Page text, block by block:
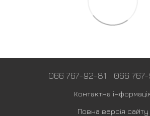
066 767-92-81 066
Контактна
Повна версія сайту